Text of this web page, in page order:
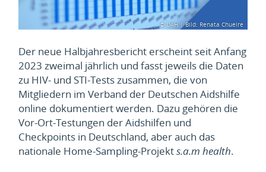
© DAH | Bild: Renata Chueire
Der neue Halbjahresbericht erscheint seit Anfang
2023 zweimal jährlich und fasst jeweils die Daten
zu HIV- und STI-Tests zusammen, die von
Mitgliedern im Verband der Deutschen Aidshilfe
online dokumentiert werden. Dazu gehören die
Vor-Ort-Testungen der Aidshilfen und
Checkpoints in Deutschland, aber auch das
nationale Home-Sampling-Projekts.a.m health.